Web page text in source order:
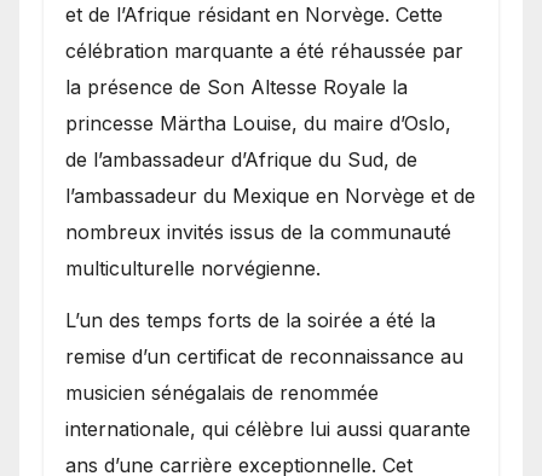
et de l’Afrique résidant en Norvège. Cette
célébration marquante a été réhaussée par
la présence de Son Altesse Royale la
princesse Märtha Louise, du maire d’Oslo,
de l’ambassadeur d’Afrique du Sud, de
l’ambassadeur du Mexique en Norvège et de
nombreux invités issus de la communauté
multiculturelle norvégienne.
​L’un des temps forts de la soirée a été la
remise d’un certificat de reconnaissance au
musicien sénégalais de renommée
internationale, qui célèbre lui aussi quarante
ans d’une carrière exceptionnelle. Cet